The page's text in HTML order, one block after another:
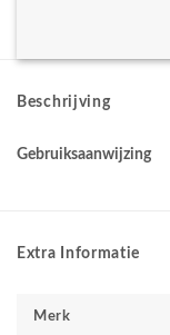
Beschrijving
Gebruiksaanwijzing
Extra Informatie
Merk